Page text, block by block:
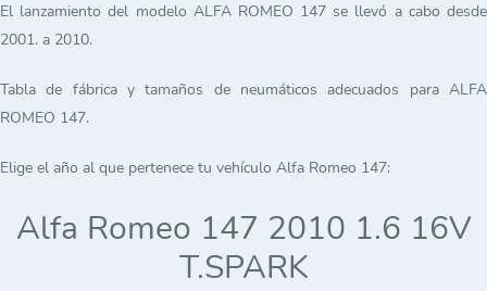
El lanzamiento del modelo ALFA ROMEO 147 se llevó a cabo desde
2001. a 2010.
Tabla de fábrica y tamaños de neumáticos adecuados para ALFA
ROMEO 147.
Elige el año al que pertenece tu vehículo Alfa Romeo 147:
Alfa Romeo 147 2010 1.6 16V
T.SPARK